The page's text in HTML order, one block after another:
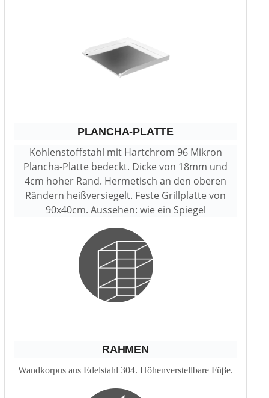
PLANCHA-PLATTE
Kohlenstoffstahl mit Hartchrom 96 Mikron
Plancha-Platte bedeckt. Dicke von 18mm und
4cm hoher Rand. Hermetisch an den oberen
Rändern heißversiegelt. Feste Grillplatte von
90x40cm. Aussehen: wie ein Spiegel
RAHMEN
Wandkorpus aus Edelstahl 304. Höhenverstellbare Füβe.